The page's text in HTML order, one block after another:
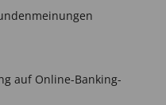
auf Online-Banking-